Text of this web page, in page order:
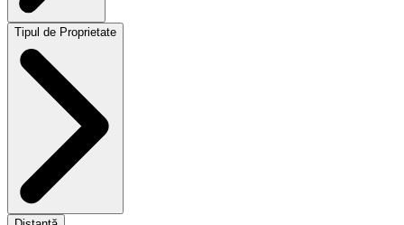
Tipul de Proprietate